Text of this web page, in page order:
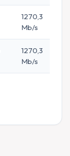
1270,3
Mb/s
1270,3
Mb/s